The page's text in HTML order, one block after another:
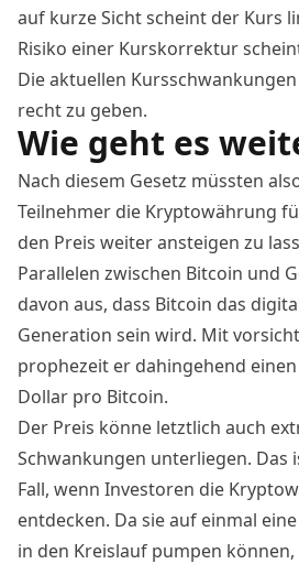
auf kurze Sicht scheint der Kurs
Risiko einer Kurskorrektur
Die aktuellen Kursschwankungen
recht zu geben.
Wie geht es
Nach diesem Gesetz müssten
Teilnehmer die Kryptowährung
den Preis weiter ansteigen zu
Parallelen zwischen Bitcoin und
davon aus, dass Bitcoin das
Generation sein wird. Mit
prophezeit er dahingehend einen
Dollar pro Bitcoin.
Der Preis könne letztlich auch
Schwankungen unterliegen. Das
Fall, wenn Investoren die
entdecken. Da sie auf einmal
in den Kreislauf pumpen